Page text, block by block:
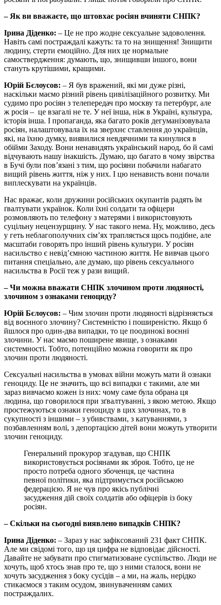
– Як ви вважаєте, що штовхає росіян вчиняти СНПК?
Ірина Діденко: – Це не про жодне сексуальне задоволення.
Навіть самі постраждалі кажуть: та то на знищення! Знищити
людину, стерти емоційно. Для них це нормальне
самоствердження: думають, що, знищивши іншого, вони
стануть крутішими, кращими.
Юрій Бєлоусов: – Я був вражений, які ми дуже різні,
наскільки маємо різний рівень цивілізаційного розвитку. Ми
судимо про росіян з телепередач про москву та петербург, але
ж росія – це взагалі не те. У неї інша, ніж в Україні, культура,
історія інша. І пропаганда, яка багато років дегуманізовувала
росіян, налаштовувала їх на зверхнє ставлення до українців,
які, на їхню думку, виявилися невдячними та кинулися в
обійми Заходу. Вони ненавидять український народ, бо й самі
відчувають нашу інакшість. Думаю, що багато в чому звірства
в Бучі були пов’язані з тим, що росіяни побачили набагато
вищий рівень життя, ніж у них. І цю ненависть вони почали
виплескувати на українців.
Нас вражає, коли дружини російських окупантів радять їм
ґвалтувати українок. Коли їхні солдати та офіцери
розмовляють по телефону з матерями і використовують
суцільну нецензурщину. У нас такого нема. Ну, можливо, десь
у геть неблагополучних сім’ях трапляється щось подібне, але
масштаби говорять про інший рівень культури. У росіян
насильство є невід’ємною частиною життя. Не вивчав цього
питання спеціально, але думаю, що рівень сексуального
насильства в Росії теж у рази вищий.
– Чи можна вважати СНПК злочином проти людяності,
злочином з ознаками геноциду?
Юрій Бєлоусов: – Чим злочин проти людяності відрізняється
від воєнного злочину? Системністю і поширеністю. Якщо б
йшлося про один-два випадки, то це поодинокі воєнні
злочини. У нас маємо поширене явище, з ознаками
системності. Тобто, потенційно можна говорити як про
злочин проти людяності.
Сексуальні насильства в умовах війни можуть мати й ознаки
геноциду. Це не значить, що всі випадки є такими, але ми
зараз вивчаємо кожен із них: чому саме була обрана ця
людина, що говорилося при зґвалтуванні, з якою метою. Якщо
простежуються ознаки геноциду в цих злочинах, то в
сукупності з іншими – з убивствами, з катуваннями, з
позбавленням волі, з депортацією дітей вони можуть утворити
злочин геноциду.
Генеральний прокурор згадував, що СНПК
використовується росіянами як зброя. Тобто, це не
просто потреба одного збоченця, це частина
певної політики, яка підтримується російською
федерацією. Я не чув про якісь публічні
засудження дій своїх солдатів або офіцерів із боку
росіян.
– Скільки на сьогодні виявлено випадків СНПК?
Ірина Діденко: – Зараз у нас зафіксований 231 факт СНПК.
Але ми свідомі того, що ця цифра не відповідає дійсності.
Давайте не забувати про стигматизоване суспільство. Люди не
хочуть, щоб хтось знав про те, що з ними сталося, вони не
хочуть засудження з боку сусідів – а ми, на жаль, нерідко
стикаємося з таким осудом, звинуваченням самих
постраждалих.